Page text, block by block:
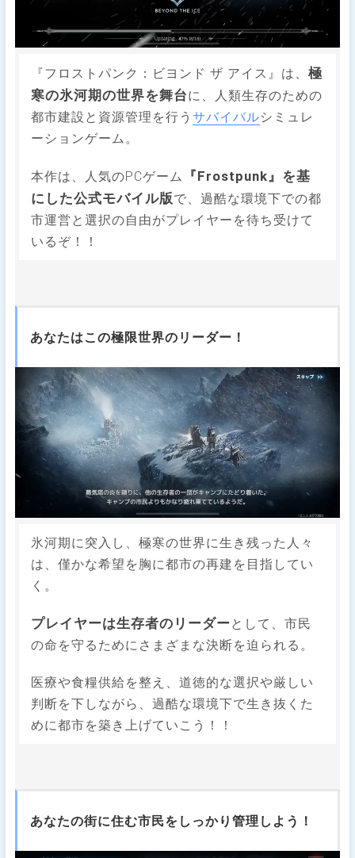
『フロストパンク：ビヨンド ザ アイス』は、極
寒の氷河期の世界を舞台に、人類生存のための
都市建設と資源管理を行うサバイバルシミュレ
ーションゲーム。
本作は、人気のPCゲーム
『Frostpunk』を基
にした公式モバイル版で、過酷な環境下での都
市運営と選択の自由がプレイヤーを待ち受けて
いるぞ！！
あなたはこの極限世界のリーダー！
氷河期に突入し、極寒の世界に生き残った人々
は、僅かな希望を胸に都市の再建を目指してい
く。
プレイヤーは生存者のリーダーとして、市民
の命を守るためにさまざまな決断を迫られる。
医療や食糧供給を整え、道徳的な選択や厳しい
判断を下しながら、過酷な環境下で生き抜くた
めに都市を築き上げていこう！！
あなたの街に住む市民をしっかり管理しよう！